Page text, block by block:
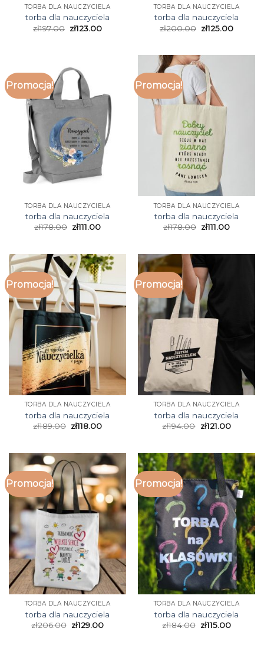
TORBA DLA NAUCZYCIELA
torba dla nauczyciela
zł197.00 zł123.00
TORBA DLA NAUCZYCIELA
torba dla nauczyciela
zł200.00 zł125.00
Promocja!
TORBA DLA NAUCZYCIELA
torba dla nauczyciela
zł178.00 zł111.00
Promocja!
TORBA DLA NAUCZYCIELA
torba dla nauczyciela
zł178.00 zł111.00
Promocja!
TORBA DLA NAUCZYCIELA
torba dla nauczyciela
zł189.00 zł118.00
Promocja!
TORBA DLA NAUCZYCIELA
torba dla nauczyciela
zł194.00 zł121.00
Promocja!
TORBA DLA NAUCZYCIELA
torba dla nauczyciela
zł206.00 zł129.00
Promocja!
TORBA DLA NAUCZYCIELA
torba dla nauczyciela
zł184.00 zł115.00